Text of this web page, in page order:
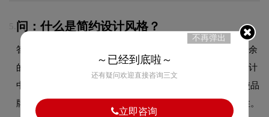
5. 问：什么是简约设计风格？
答：简约设计风格追求"少即是多"的设计理念，通过去除多余
的装饰元素，保留最核心的视觉信息。这种风格在LOGO设计
中较为常见，其特点在于线条干净利落、色彩使用克制，使品
牌标志在各种应用场景下都能保持良好的可识别性和适应性。
不再弹出
～已经到底啦～
还有疑问欢迎直接咨询三文
立即咨询